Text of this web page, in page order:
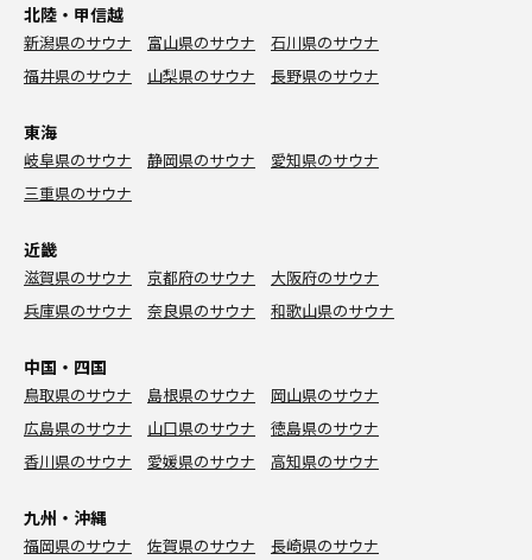
北陸・甲信越
新潟県のサウナ 富山県のサウナ
石川県のサウナ
福井県のサウナ
山梨県のサウナ 長野県のサウナ
東海
岐阜県のサウナ 静岡県のサウナ
愛知県のサウナ
三重県のサウナ
近畿
滋賀県のサウナ 京都府のサウナ
大阪府のサウナ
兵庫県のサウナ
奈良県のサウナ 和歌山県のサウナ
中国・四国
鳥取県のサウナ 島根県のサウナ
岡山県のサウナ
広島県のサウナ
山口県のサウナ
徳島県のサウナ
香川県のサウナ
愛媛県のサウナ 高知県のサウナ
九州・沖縄
福岡県のサウナ 佐賀県のサウナ
長崎県のサウナ